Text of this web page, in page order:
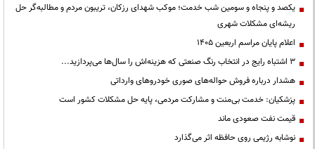
یکصد و پنجاه و سومین شب خدمت؛ موکب شهدای رزکان، تریبون مردم و مطالبه‌گر حل
ریشه‌ای مشکلات شهری
اعلام پایان مراسم اربعین ۱۴۰۵
3 اشتباه رایج در انتخاب رنگ صنعتی که هزینه‌اش را سال‌ها می‌پردازید...
هشدار درباره فروش حواله‌های صوری خودروهای وارداتی
پزشکیان: خدمت بی‌منت و مشارکت مردمی، پایه حل مشکلات کشور است
قیمت نفت صعودی ماند
نوشابه رژیمی روی حافظه اثر می‌گذارد